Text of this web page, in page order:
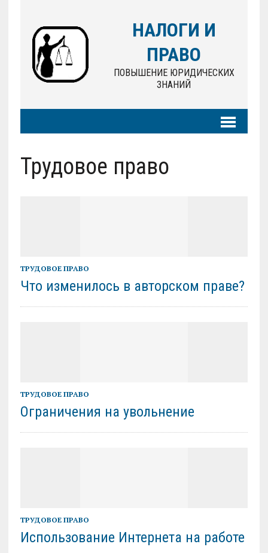
НАЛОГИ И
ПРАВО
ПОВЫШЕНИЕ ЮРИДИЧЕСКИХ
ЗНАНИЙ
Трудовое право
ТРУДОВОЕ ПРАВО
Что изменилось в авторском праве?
ТРУДОВОЕ ПРАВО
Ограничения на увольнение
ТРУДОВОЕ ПРАВО
Использование Интернета на работе